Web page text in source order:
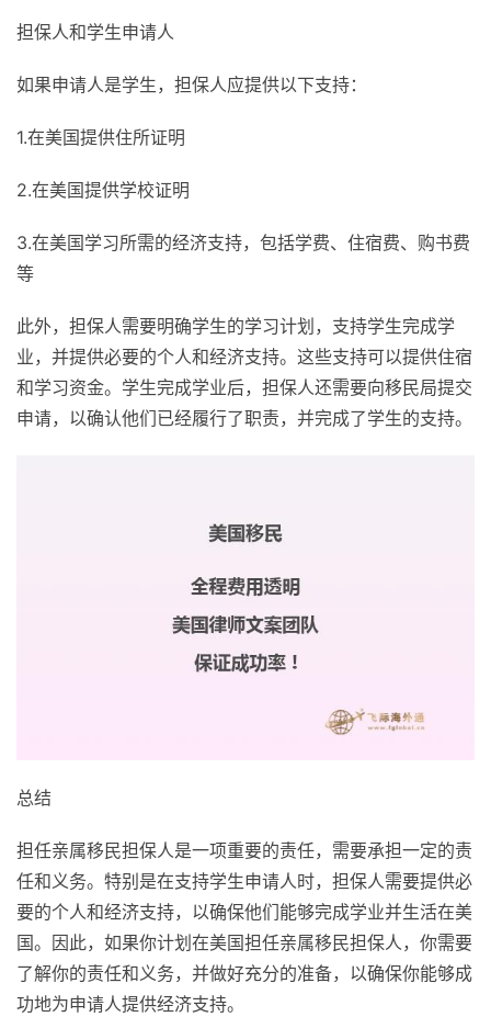
担保人和学生申请人
如果申请人是学生，担保人应提供以下支持：
1.在美国提供住所证明
2.在美国提供学校证明
3.在美国学习所需的经济支持，包括学费、住宿费、购书费
等
此外，担保人需要明确学生的学习计划，支持学生完成学
业，并提供必要的个人和经济支持。这些支持可以提供住宿
和学习资金。学生完成学业后，担保人还需要向移民局提交
申请，以确认他们已经履行了职责，并完成了学生的支持。
总结
担任亲属移民担保人是一项重要的责任，需要承担一定的责
任和义务。特别是在支持学生申请人时，担保人需要提供必
要的个人和经济支持，以确保他们能够完成学业并生活在美
国。因此，如果你计划在美国担任亲属移民担保人，你需要
了解你的责任和义务，并做好充分的准备，以确保你能够成
功地为申请人提供经济支持。